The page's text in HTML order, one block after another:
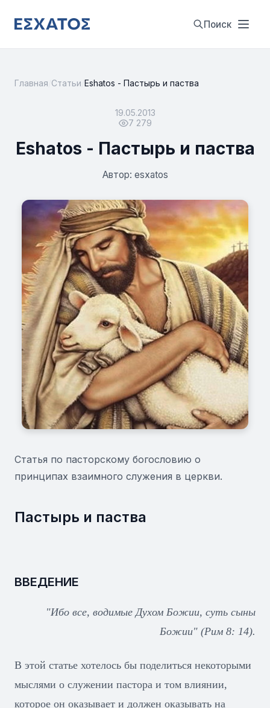
Поиск
Главная Статьи Eshatos - Пастырь и паства
19.05.2013
7 279
Eshatos - Пастырь и паства
Автор: esxatos
Статья по пасторскому богословию о
принципах взаимного служения в церкви.
Пастырь и паства
ВВЕДЕНИЕ
"Ибо все, водимые Духом Божии, суть сыны
Божии" (Рим 8: 14).
В этой статье хотелось бы поделиться некоторыми
мыслями о служении пастора и том влиянии,
которое он оказывает и должен оказывать на